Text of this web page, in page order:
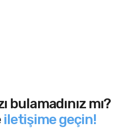
bulamadınız mı?
iletişime geçin!